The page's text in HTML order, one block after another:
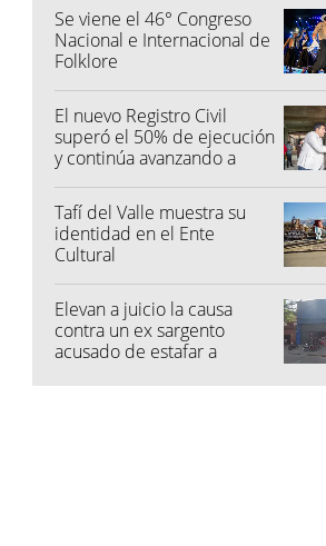
Se viene el 46° Congreso
Nacional e Internacional de
Folklore
El nuevo Registro Civil
superó el 50% de ejecución
y continúa avanzando a
Tafí del Valle muestra su
identidad en el Ente
Cultural
Elevan a juicio la causa
contra un ex sargento
acusado de estafar a